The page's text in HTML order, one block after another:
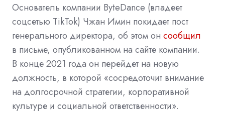
Основатель компании ByteDance (владеет
соцсетью TikTok) Чжан Имин покидает пост
генерального директора, об этом он сообщил
в письме, опубликованном на сайте компании.
В конце 2021 года он перейдет на новую
должность, в которой «сосредоточит внимание
на долгосрочной стратегии, корпоративной
культуре и социальной ответственности».